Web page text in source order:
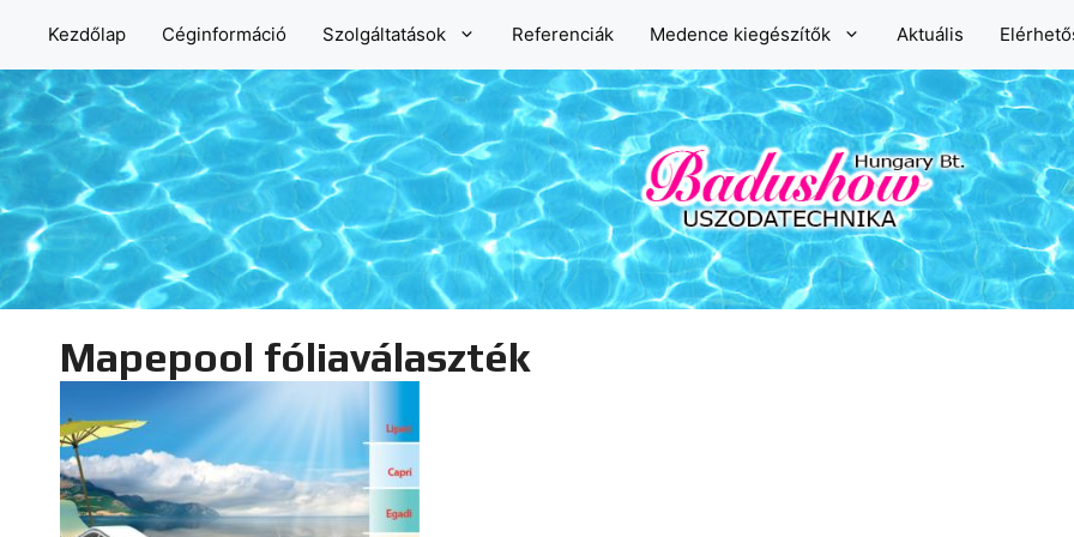
tartalomba
Kezdőlap Céginformáció Szolgáltatások Referenciák Medence kiegészítők Aktuális
Mapepool fóliaválaszték